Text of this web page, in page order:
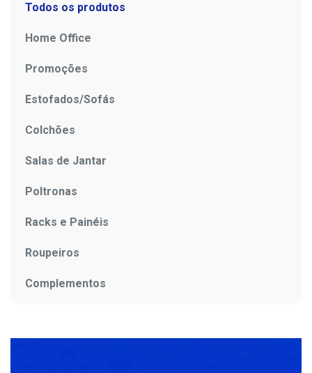
Todos os produtos
Home Office
Promoções
Estofados/Sofás
Colchões
Salas de Jantar
Poltronas
Racks e Painéis
Roupeiros
Complementos